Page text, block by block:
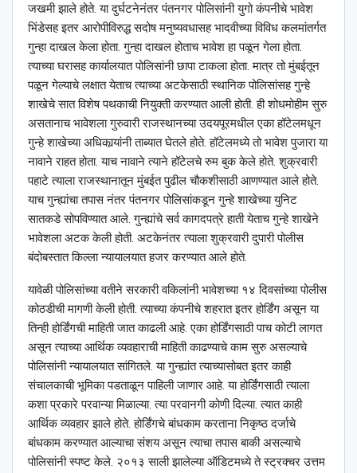
जखमी झाले होते. या दुर्घटनेनंतर पंतनगर पोलिसांनी युगो कंपनीचे भावेश
भिंडेसह इतर आरोपीविरुद्ध सदोष मनुष्यवधासह भादवीच्या विविध कलमांतर्गत
गुन्हा दाखल केला होता. गुन्हा दाखल होताच भावेश हा पळून गेला होता.
त्याच्या घरासह कार्यालयात पोलिसांनी छापा टाकला होता. मात्र तो मुंबईतून
पळून गेल्याचे लक्षात येताच त्याच्या अटकेसाठी स्थानिक पोलिसांसह गुन्हे
शाखेचे सात विशेष पथकाची नियुक्ती करण्यात आली होती. ही शोधमोहीम सुरु
असतानाच भावेशला गुरुवारी राजस्थानच्या उदयपूरमधील एका हॉटेलमधून
गुन्हे शाखेच्या अधिकार्‍यांनी ताब्यात घेतले होते. हॉटेलमध्ये तो भावेश पुजारा या
नावाने राहत होता. याच नावाने त्याने हॉटेलचे रुम बुक केले होते. शुक्रवारी
पहाटे त्याला राजस्थानातून मुंबईत पुढील चौकशीसाठी आणण्यात आले होते.
याच गुन्ह्यांचा तपास नंतर पंतनगर पोलिसांकडून गुन्हे शाखेच्या युनिट
सातकडे सोपविण्यात आले. गुन्ह्यांचे सर्व कागदपत्रे हाती येताच गुन्हे शाखेने
भावेशला अटक केली होती. अटकेनंतर त्याला शुक्रवारी दुपारी पोलीस
बंदोबस्तात किल्ला न्यायालयात हजर करण्यात आले होते.
यावेळी पोलिसांच्या वतीने सरकारी वकिलांनी भावेशच्या १४ दिवसांच्या पोलीस
कोठडीची मागणी केली होती. त्याच्या कंपनीचे शहरात इतर होर्डिंग असून या
तिन्ही होर्डिंगची माहिती जात काढली आहे. एका होर्डिंगसाठी पाच कोटी लागत
असून त्याच्या आर्थिक व्यवहाराची माहिती काढण्याचे काम सुरु असल्याचे
पोलिसांनी न्यायालयात सांगितले. या गुन्ह्यांत त्याच्यासोबत इतर काही
संचालकाची भूमिका पडताळून पाहिली जाणार आहे. या होर्डिंगसाठी त्याला
कशा प्रकारे परवान्या मिळाल्या. त्या परवानगी कोणी दिल्या. त्यात काही
आर्थिक व्यवहार झाले होते. होर्डिंगचे बांधकाम करताना निकृष्ठ दर्जाचे
बांधकाम करण्यात आल्याचा संशय असून त्याचा तपास बाकी असल्याचे
पोलिसांनी स्पष्ट केले. २०१३ साली झालेल्या ऑडिटमध्ये ते स्ट्रक्चर उत्तम